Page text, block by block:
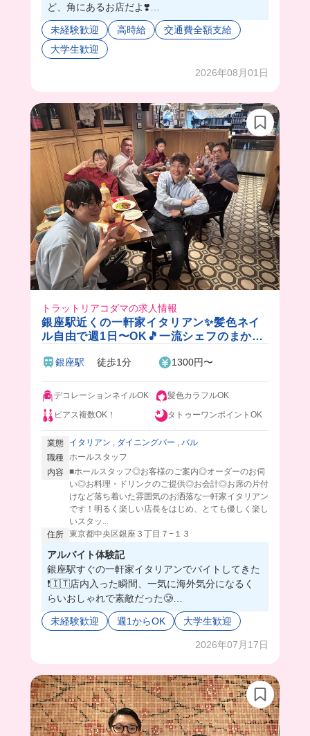
ど、角にあるお店だよ❣️
みんなテキパキ働いてて、カッコよかった✨
頼りになる人が多いから、自分も気づけばシゴデ
キ人間になってる🤭
くるんだって😳
めちゃくちゃおいしかったよ💕
未経験歓迎 高時給
交通費全額支給
大学生歓迎
2026年08月01日
トラットリアコダマの求人情報
銀座駅近くの一軒家イタリアン✨髪色ネイ
ル自由で週1日〜OK🎵一流シェフのまかな
ます♪
銀座駅 徒歩1分 1300円〜
デコレーションネイルOK
髪色カラフルOK
ピアス複数OK！
タトゥーワンポイントOK
業態 イタリアン ダイニングバー
バル
職種
ホールスタッフ
内容 ■ホールスタッフ◎お客様のご案内◎オーダーのお伺
い◎お料理・ドリンクのご提供◎お会計◎お席の片付
けなど落ち着いた雰囲気のお洒落な一軒家イタリアン
です！明るく楽しい店長をはじめ、とても優しく楽し
いスタッ...
住所 東京都中央区銀座３丁目７−１３
アルバイト体験記
銀座駅すぐの一軒家イタリアンでバイトしてきた
❗️🇮🇹店内入った瞬間、一気に海外気分になるく
らいおしゃれで素敵だった🥲
年上のスタッフさんが多いから、なんでも優しく
教えてくれてアットホームで温かいから居心地よ
いのバ先だよ🥹
未経験歓迎 週1からOK 大学生歓迎
2026年07月17日